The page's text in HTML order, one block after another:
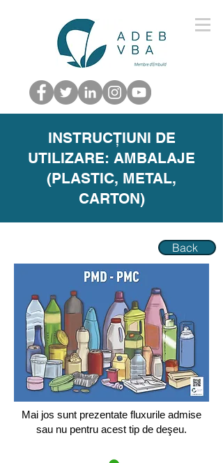
INSTRUCȚIUNI DE
UTILIZARE: AMBALAJE
(PLASTIC, METAL,
CARTON)
Back
Mai jos sunt prezentate fluxurile admise
sau nu pentru acest tip de deşeu.